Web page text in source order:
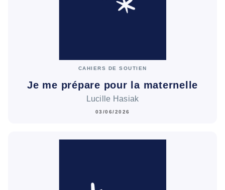
CAHIERS DE SOUTIEN
Je me prépare pour la maternelle
Lucille Hasiak
03/06/2026